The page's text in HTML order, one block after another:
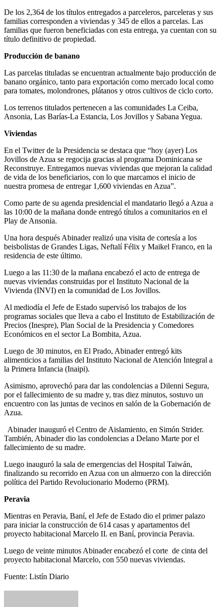
De los 2,364 de los títulos entregados a parceleros, parceleras y sus
familias corresponden a viviendas y 345 de ellos a parcelas. Las
familias que fueron beneficiadas con esta entrega, ya cuentan con su
título definitivo de propiedad.
Producción de banano
Las parcelas tituladas se encuentran actualmente bajo producción de
banano orgánico, tanto para exportación como mercado local como
para tomates, molondrones, plátanos y otros cultivos de ciclo corto.
Los terrenos titulados pertenecen a las comunidades La Ceiba,
Ansonia, Las Barías-La Estancia, Los Jovillos y Sabana Yegua.
Viviendas
En el Twitter de la Presidencia se destaca que “hoy (ayer) Los
Jovillos de Azua se regocija gracias al programa Dominicana se
Reconstruye. Entregamos nuevas viviendas que mejoran la calidad
de vida de los beneficiarios, con lo que marcamos el inicio de
nuestra promesa de entregar 1,600 viviendas en Azua”.
Como parte de su agenda presidencial el mandatario llegó a Azua a
las 10:00 de la mañana donde entregó títulos a comunitarios en el
Play de Ansonia.
Una hora después Abinader realizó una visita de cortesía a los
beisbolistas de Grandes Ligas, Neftalí Félix y Maikel Franco, en la
residencia de este último.
Luego a las 11:30 de la mañana encabezó el acto de entrega de
nuevas viviendas construidas por el Instituto Nacional de la
Vivienda (INVI) en la comunidad de Los Jovillos.
Al mediodía el Jefe de Estado supervisó los trabajos de los
programas sociales que lleva a cabo el Instituto de Estabilización de
Precios (Inespre), Plan Social de la Presidencia y Comedores
Económicos en el sector La Bombita, Azua.
Luego de 30 minutos, en El Prado, Abinader entregó kits
alimenticios a familias del Instituto Nacional de Atención Integral a
la Primera Infancia (Inaipi).
Asimismo, aprovechó para dar las condolencias a Dilenni Segura,
por el fallecimiento de su madre y, tras diez minutos, sostuvo un
encuentro con las juntas de vecinos en salón de la Gobernación de
Azua.
Abinader inauguró el Centro de Aislamiento, en Simón Strider.
También, Abinader dio las condolencias a Delano Marte por el
fallecimiento de su madre.
Luego inauguró la sala de emergencias del Hospital Taiwán,
finalizando su recorrido en Azua con un almuerzo con la dirección
política del Partido Revolucionario Moderno (PRM).
Peravia
Mientras en Peravia, Baní, el Jefe de Estado dio el primer palazo
para iniciar la construcción de 614 casas y apartamentos del
proyecto habitacional Marcelo II. en Baní, provincia Peravia.
Luego de veinte minutos Abinader encabezó el corte de cinta del
proyecto habitacional Marcelo, con 550 nuevas viviendas.
Fuente: Listín Diario